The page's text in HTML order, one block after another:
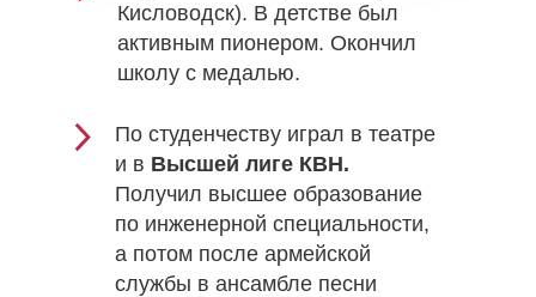
Кисловодск). В детстве был
активным пионером. Окончил
школу с медалью.
По студенчеству играл в театре
и в Высшей лиге КВН.
Получил высшее образование
по инженерной специальности,
а потом после армейской
службы в ансамбле песни